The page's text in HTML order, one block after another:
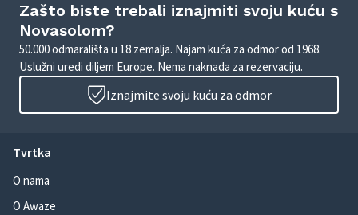
Zašto biste trebali iznajmiti svoju kuću s
Novasolom?
50.000 odmarališta u 18 zemalja. Najam kuća za odmor od 1968.
Uslužni uredi diljem Europe. Nema naknada za rezervaciju.
Iznajmite svoju kuću za odmor
Tvrtka
O nama
O Awaze